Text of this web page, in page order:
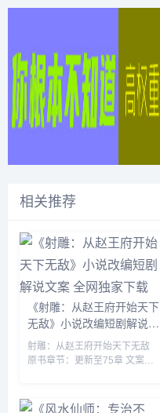
相关推荐
《射雕：从赵王府开始天下
无敌》小说改编短剧解说文
案 全网独家下载
射雕：从赵王府开始天下无敌
原书章节：更新至75章 文案